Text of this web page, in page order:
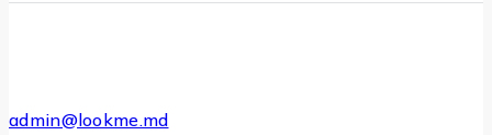
admin@lookme.md